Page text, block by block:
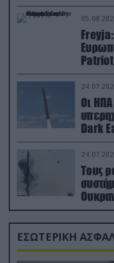
Οι
Dark
Τους
ΕΣΩΤΕΡΙΚΗ